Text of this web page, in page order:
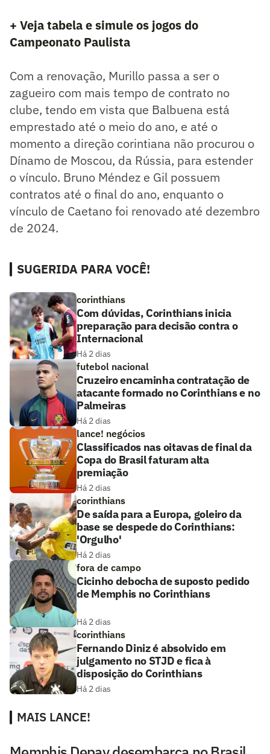
+ Veja tabela e simule os jogos do
Campeonato Paulista
Com a renovação, Murillo passa a ser o
zagueiro com mais tempo de contrato no
clube, tendo em vista que Balbuena está
emprestado até o meio do ano, e até o
momento a direção corintiana não procurou o
Dínamo de Moscou, da Rússia, para estender
o vínculo. Bruno Méndez e Gil possuem
contratos até o final do ano, enquanto o
vínculo de Caetano foi renovado até dezembro
de 2024.
SUGERIDA PARA VOCÊ!
corinthians
Com dúvidas, Corinthians inicia
preparação para decisão contra o
Internacional
Há 2 dias
futebol nacional
Cruzeiro encaminha contratação de
atacante formado no Corinthians e no
Palmeiras
Há 2 dias
lance! negócios
Classificados nas oitavas de final da
Copa do Brasil faturam alta
premiação
Há 2 dias
corinthians
De saída para a Europa, goleiro da
base se despede do Corinthians:
'Orgulho'
Há 2 dias
fora de campo
Cicinho debocha de suposto pedido
de Memphis no Corinthians
Há 2 dias
corinthians
Fernando Diniz é absolvido em
julgamento no STJD e fica à
disposição do Corinthians
Há 2 dias
MAIS LANCE!